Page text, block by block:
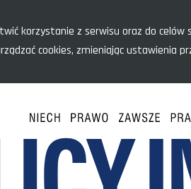
korzystanie z serwisu oraz do
cookies, zmieniając ustawienia